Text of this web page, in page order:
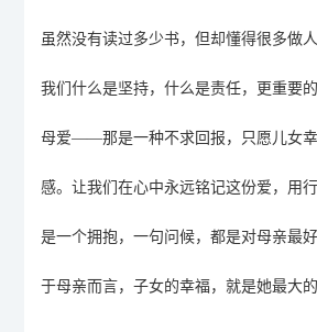
虽然没有读过多少书，但却懂得很多做
我们什么是坚持，什么是责任，更重要
母爱——那是一种不求回报，只愿儿女
感。让我们在心中永远铭记这份爱，用
是一个拥抱，一句问候，都是对母亲最
于母亲而言，子女的幸福，就是她最大的